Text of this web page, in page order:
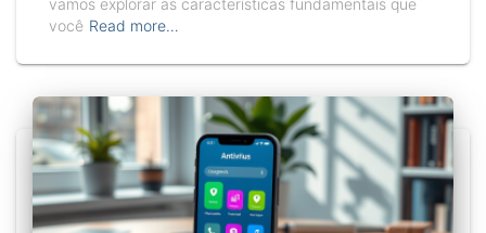
vamos explorar as características fundamentais que
você Read more…